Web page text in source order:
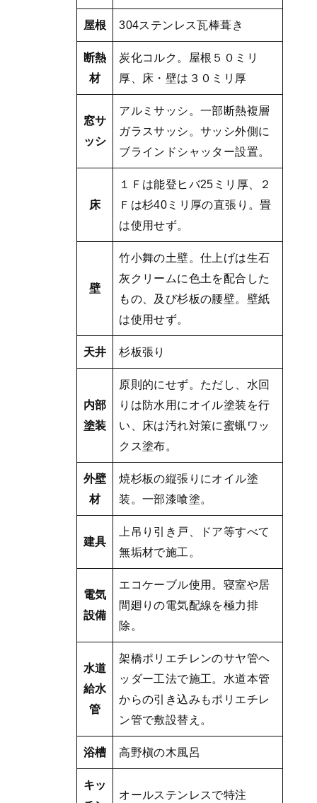
屋根 304ステンレス瓦棒葺き
断熱
材
炭化コルク。屋根５０ミリ
厚、床・壁は３０ミリ厚
窓サ
ッシ
アルミサッシ。一部断熱複層
ガラスサッシ。サッシ外側に
ブラインドシャッター設置。
床
１Ｆは能登ヒバ25ミリ厚、２
Ｆは杉40ミリ厚の直張り。畳
は使用せず。
壁
竹小舞の土壁。仕上げは生石
灰クリームに色土を配合した
もの、及び杉板の腰壁。壁紙
は使用せず。
天井 杉板張り
内部
塗装
原則的にせず。ただし、水回
りは防水用にオイル塗装を行
い、床は汚れ対策に蜜蝋ワッ
クス塗布。
外壁
材
焼杉板の縦張りにオイル塗
装。一部漆喰塗。
建具
上吊り引き戸、ドア等すべて
無垢材で施工。
電気
設備
エコケーブル使用。寝室や居
間廻りの電気配線を極力排
除。
水道
給水
管
架橋ポリエチレンのサヤ管ヘ
ッダー工法で施工。水道本管
からの引き込みもポリエチレ
ン管で敷設替え。
浴槽 高野槇の木風呂
キッ
オールステンレスで特注